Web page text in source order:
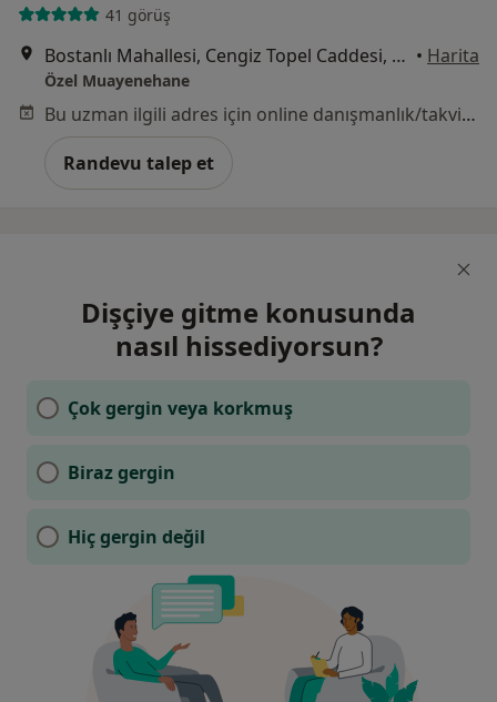
41 görüş
Bostanlı Mahallesi, Cengiz Topel Caddesi, Tamkan Apartmanı, No:38 Kat:1, İzmir • Harita
Özel Muayenehane
Bu uzman ilgili adres için online danışmanlık/takvim sunmuyor.
Randevu talep et
Dişçiye gitme konusunda
nasıl hissediyorsun?
Çok gergin veya korkmuş
Biraz gergin
Hiç gergin değil